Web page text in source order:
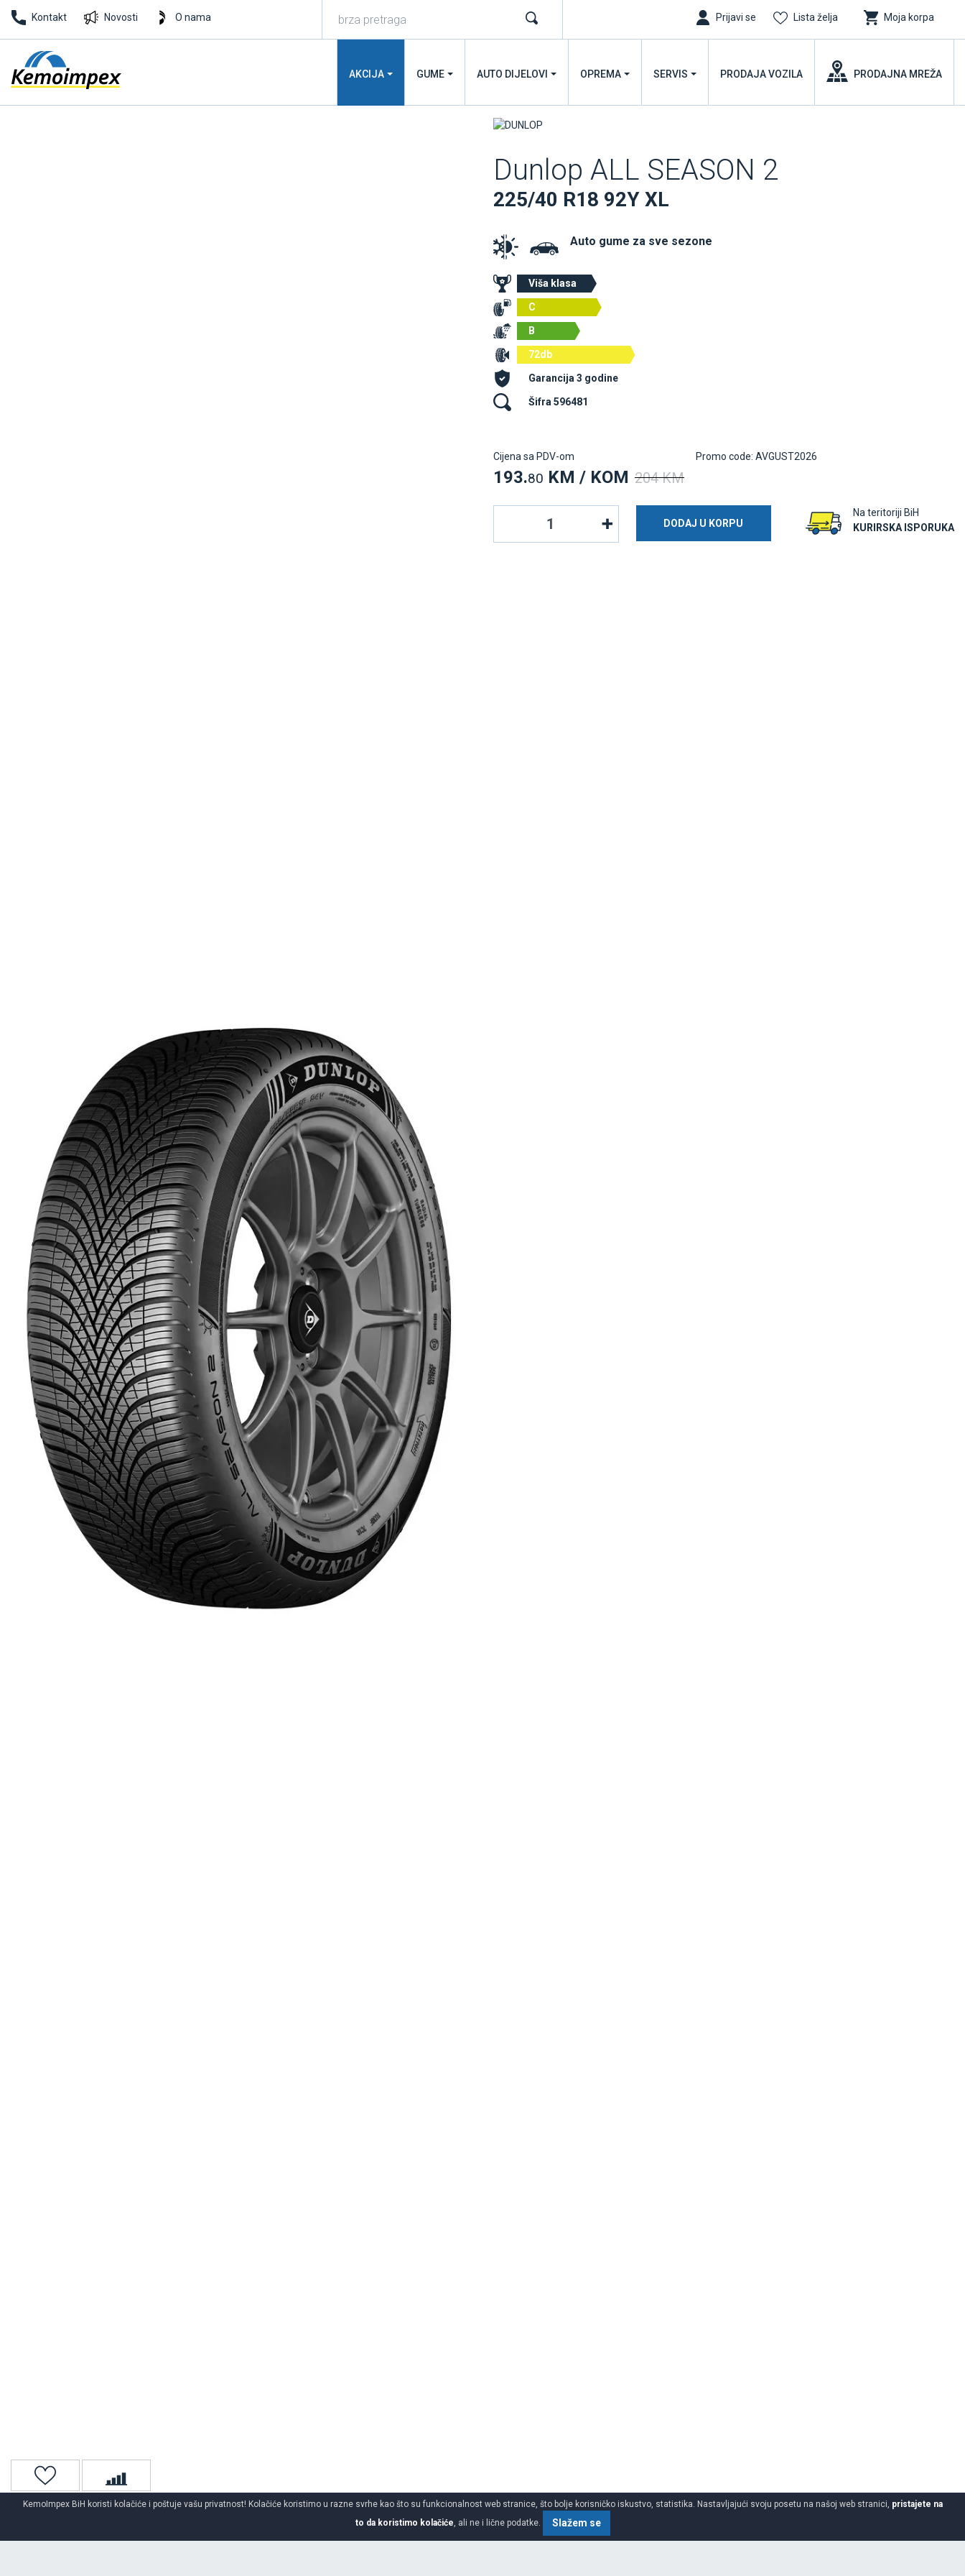
Kontakt Novosti O nama Prijavi se Lista želja Moja korpa
AKCIJA GUME AUTO DIJELOVI OPREMA SERVIS PRODAJA VOZILA PRODAJNA MREŽA
Dunlop ALL SEASON 2
225/40 R18 92Y XL
Auto gume za sve sezone
Viša klasa
C
B
72db
Garancija 3 godine
Šifra 596481
Cijena sa PDV-om
193.80 KM / KOM 204 KM
Promo code: AVGUST2026
DODAJ U KORPU
Na teritoriji BiH
KURIRSKA ISPORUKA
KemoImpex BiH koristi kolačiće i poštuje vašu privatnost! Kolačiće koristimo u razne svrhe kao što su funkcionalnost web stranice, što bolje korisničko iskustvo, statistika. Nastavljajući svoju posetu na našoj web stranici, pristajete na
to da koristimo kolačiće , ali ne i lične podatke. Slažem se